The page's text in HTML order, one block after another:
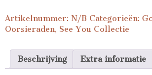
Artikelnummer: N/B Categorieën:
Oorsieraden, See You Collectie
Beschrijving Extra informatie